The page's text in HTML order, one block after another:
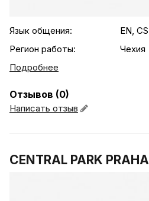
.agency-list-details
Язык общения:
EN, CS
Регион работы:
Чехия
Подробнее
Отзывов (0)
Написать отзыв
CENTRAL PARK PRAHA